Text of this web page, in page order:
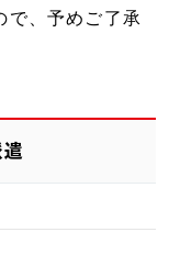
で、予めご了承